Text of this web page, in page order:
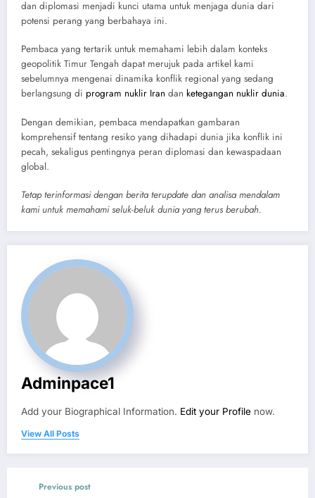
dan diplomasi menjadi kunci utama untuk menjaga dunia dari
potensi perang yang berbahaya ini.
Pembaca yang tertarik untuk memahami lebih dalam konteks
geopolitik Timur Tengah dapat merujuk pada artikel kami
sebelumnya mengenai dinamika konflik regional yang sedang
berlangsung di program nuklir Iran dan ketegangan nuklir dunia.
Dengan demikian, pembaca mendapatkan gambaran
komprehensif tentang resiko yang dihadapi dunia jika konflik ini
pecah, sekaligus pentingnya peran diplomasi dan kewaspadaan
global.
Tetap terinformasi dengan berita terupdate dan analisa mendalam
kami untuk memahami seluk-beluk dunia yang terus berubah.
Adminpace1
Add your Biographical Information. Edit your Profile now.
View All Posts
Previous post